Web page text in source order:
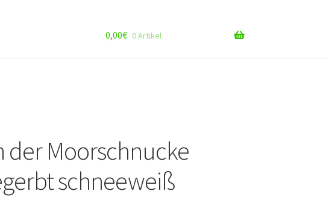
0,00€ 0 Artikel
der Moorschnucke
schneeweiß